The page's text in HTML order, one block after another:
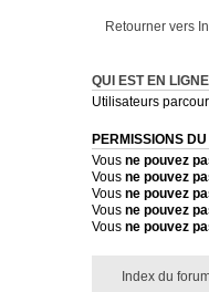
Retourner vers
QUI EST EN LIGNE
Utilisateurs
PERMISSIONS DU
Vous ne pouvez
Vous ne pouvez
Vous ne pouvez
Vous ne pouvez
Vous ne pouvez
Index du